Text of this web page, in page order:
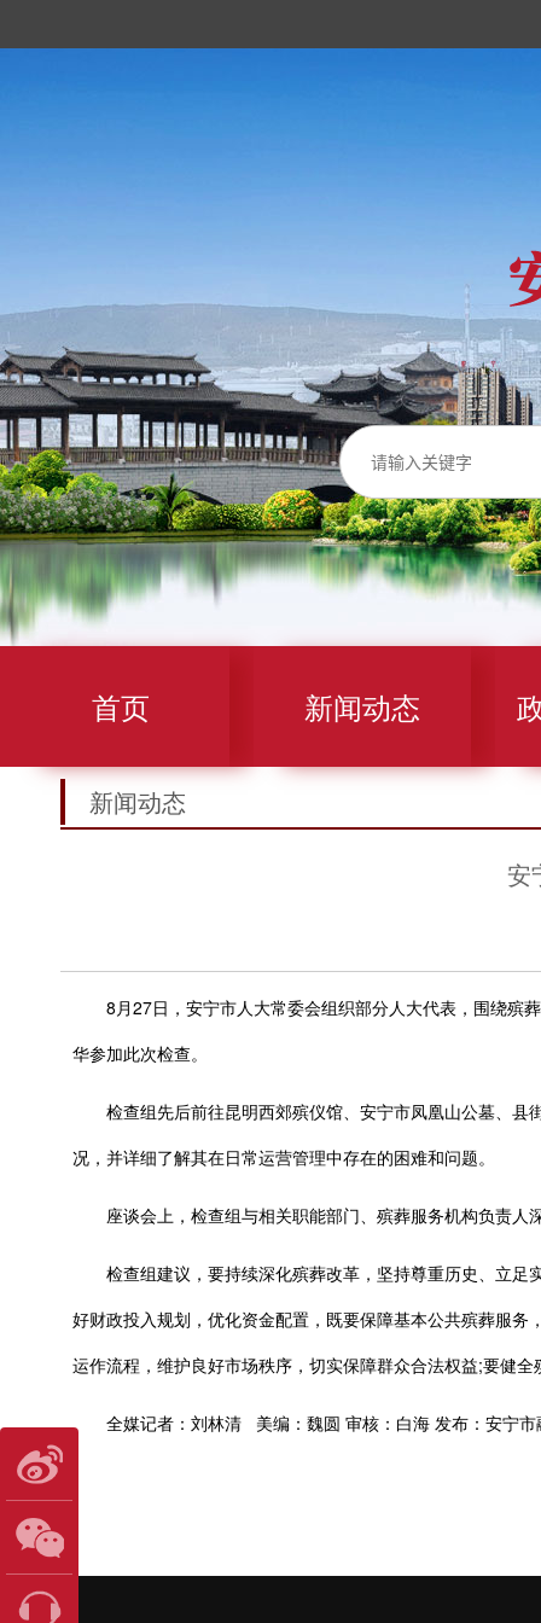
首页 新闻动态
新闻动态
安
8月27日，安宁市人大常委会组织部分人大代表，围绕殡葬
华参加此次检查。
检查组先后前往昆明西郊殡仪馆、安宁市凤凰山公墓、县
况，并详细了解其在日常运营管理中存在的困难和问题。
座谈会上，检查组与相关职能部门、殡葬服务机构负责人
检查组建议，要持续深化殡葬改革，坚持尊重历史、立足
好财政投入规划，优化资金配置，既要保障基本公共殡葬服
运作流程，维护良好市场秩序，切实保障群众合法权益;要健
全媒记者：刘林清 美编：魏圆 审核：白海 发布：安宁市